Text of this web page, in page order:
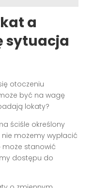
a
sytuacja
otoczeniu
być na wagę
lokaty?
ściśle określony
możemy wypłacić
może stanowić
dostępu do